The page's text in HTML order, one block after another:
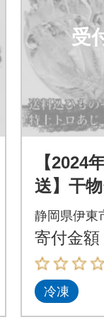
受
【2024
送】干
C】特ト
じ各8
の干物
静岡県伊東
寄付金額
冷凍